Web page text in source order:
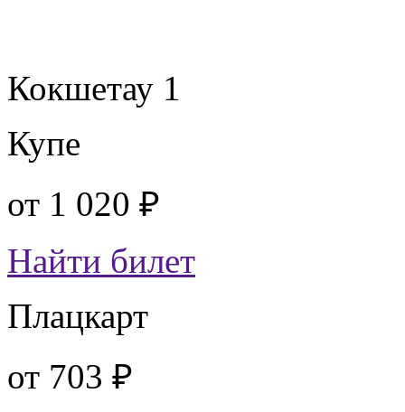
Кокшетау 1
Купе
от 1 020 ₽
Найти билет
Плацкарт
от 703 ₽